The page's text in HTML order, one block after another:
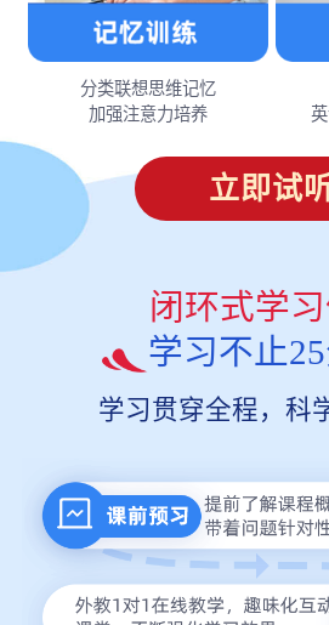
分类联想思维记忆
加强注意力培养
立即试
闭环式学
学习不止
学习贯穿全程，科